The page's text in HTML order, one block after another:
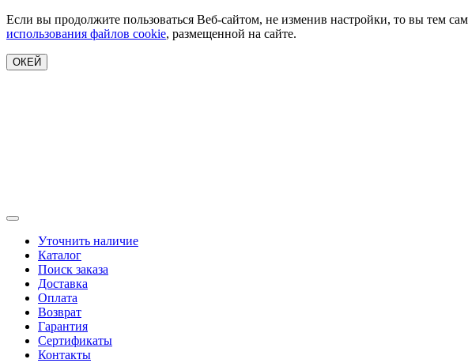
Если вы продолжите пользоваться Веб-сайтом, не изменив настройки, то вы тем
использования файлов cookie, размещенной на сайте.
ОКЕЙ
Уточнить наличие
Каталог
Поиск заказа
Доставка
Оплата
Возврат
Гарантия
Сертификаты
Контакты